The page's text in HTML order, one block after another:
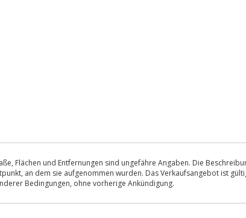
Flächen und Entfernungen sind ungefähre Angaben. Die
an dem sie aufgenommen wurden. Das Verkaufsangebot ist
Bedingungen, ohne vorherige Ankündigung.